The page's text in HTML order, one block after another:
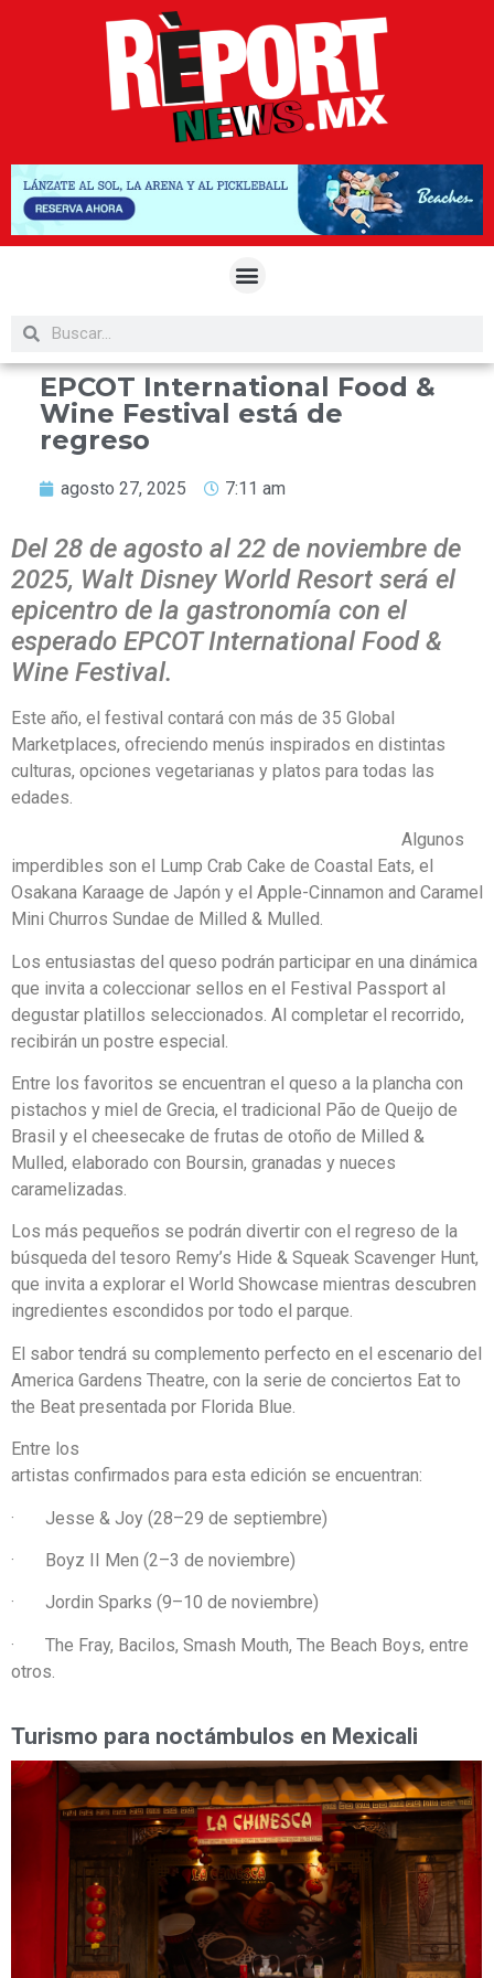
EPCOT International Food &
Wine Festival está de
regreso
agosto 27, 2025 7:11 am
Del 28 de agosto al 22 de noviembre de
2025, Walt Disney World Resort será el
epicentro de la gastronomía con el
esperado EPCOT International Food &
Wine Festival.
Este año, el festival contará con más de 35 Global
Marketplaces, ofreciendo menús inspirados en distintas
culturas, opciones vegetarianas y platos para todas las
edades.
Algunos
imperdibles son el Lump Crab Cake de Coastal Eats, el
Osakana Karaage de Japón y el Apple-Cinnamon and Caramel
Mini Churros Sundae de Milled & Mulled.
Los entusiastas del queso podrán participar en una dinámica
que invita a coleccionar sellos en el Festival Passport al
degustar platillos seleccionados. Al completar el recorrido,
recibirán un postre especial.
Entre los favoritos se encuentran el queso a la plancha con
pistachos y miel de Grecia, el tradicional Pão de Queijo de
Brasil y el cheesecake de frutas de otoño de Milled &
Mulled, elaborado con Boursin, granadas y nueces
caramelizadas.
Los más pequeños se podrán divertir con el regreso de la
búsqueda del tesoro Remy’s Hide & Squeak Scavenger Hunt,
que invita a explorar el World Showcase mientras descubren
ingredientes escondidos por todo el parque.
El sabor tendrá su complemento perfecto en el escenario del
America Gardens Theatre, con la serie de conciertos Eat to
the Beat presentada por Florida Blue.
Entre los
artistas confirmados para esta edición se encuentran:
· Jesse & Joy (28–29 de septiembre)
· Boyz II Men (2–3 de noviembre)
· Jordin Sparks (9–10 de noviembre)
· The Fray, Bacilos, Smash Mouth, The Beach Boys, entre
otros.
Turismo para noctámbulos en Mexicali